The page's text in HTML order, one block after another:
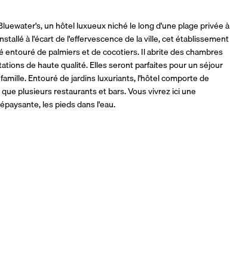
un hôtel luxueux niché le long d'une plage privée à
à l'écart de l'effervescence de la ville, cet établissement
entouré de palmiers et de cocotiers. Il abrite des chambres
de haute qualité. Elles seront parfaites pour un séjour
Entouré de jardins luxuriants, l'hôtel comporte de
plusieurs restaurants et bars. Vous vivrez ici une
les pieds dans l'eau.